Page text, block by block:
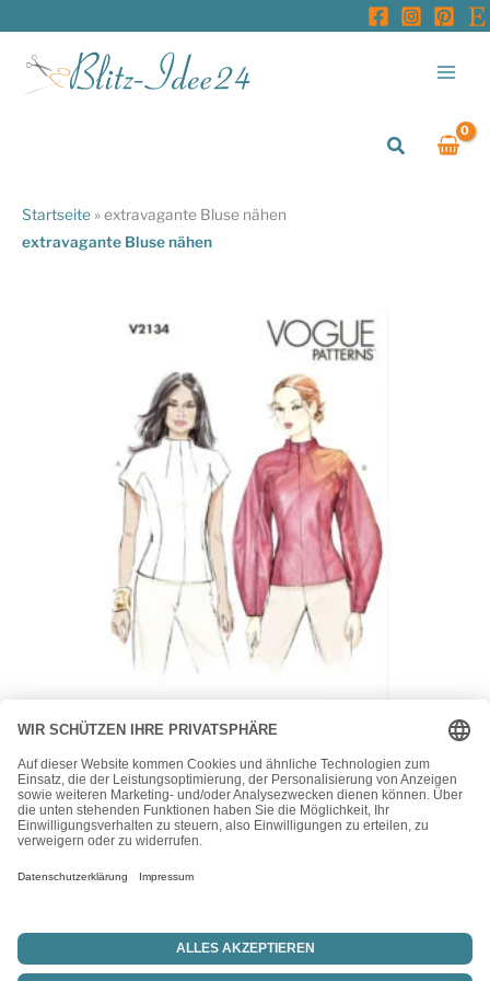
springen
Suchen
Startseite »extravagante Bluse nähen
extravagante Bluse nähen
Vogue
Vogue Schnittmuster V2134 – extravagante Bluse –
angeschnittener Arm
24,00€